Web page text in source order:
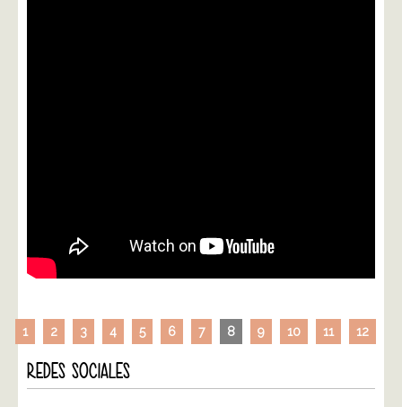
1 2 3 4 5 6 7 8 9 10 11 12
REDES SOCIALES